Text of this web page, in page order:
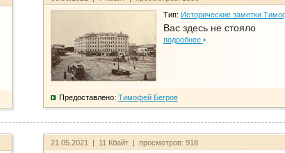
Тип: Исторические заметки
Вас здесь не стояло
подробнее
Предоставлено: Тимофей Бегров
21.05.2021 | 11 Кбайт | просмотров: 918